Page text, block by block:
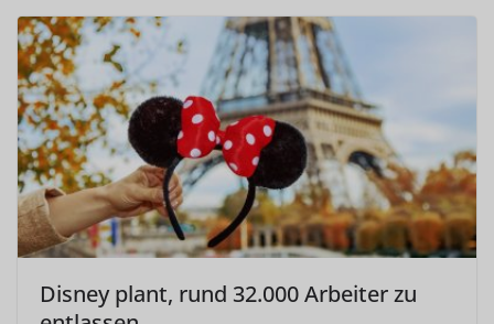
Disney plant, rund 32.000 Arbeiter zu